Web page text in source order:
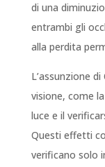
di una
entrambi gli
alla perdita
L’assunzione
visione, come
luce e il
Questi effetti
verificano solo